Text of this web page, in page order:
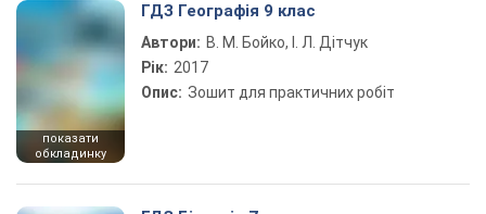
показати
обкладинку
ГДЗ Географія 9 клас
Автори: В. М. Бойко, І. Л. Дітчук
Рік: 2017
Опис: Зошит для практичних робіт